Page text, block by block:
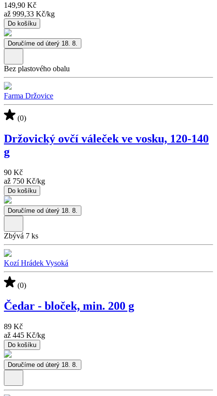
149,90 Kč
až 999,33 Kč/kg
Do košíku
Doručíme od úterý 18. 8.
Bez plastového obalu
Farma Držovice
(0)
Držovický ovčí váleček ve vosku, 120-140
g
90 Kč
až 750 Kč/kg
Do košíku
Doručíme od úterý 18. 8.
Zbývá 7 ks
Kozí Hrádek Vysoká
(0)
Čedar - bloček, min. 200 g
89 Kč
až 445 Kč/kg
Do košíku
Doručíme od úterý 18. 8.